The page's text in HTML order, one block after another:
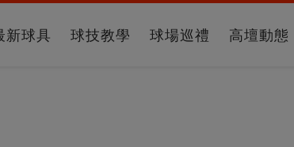
新球具 球技教學 球場巡禮 高壇動態